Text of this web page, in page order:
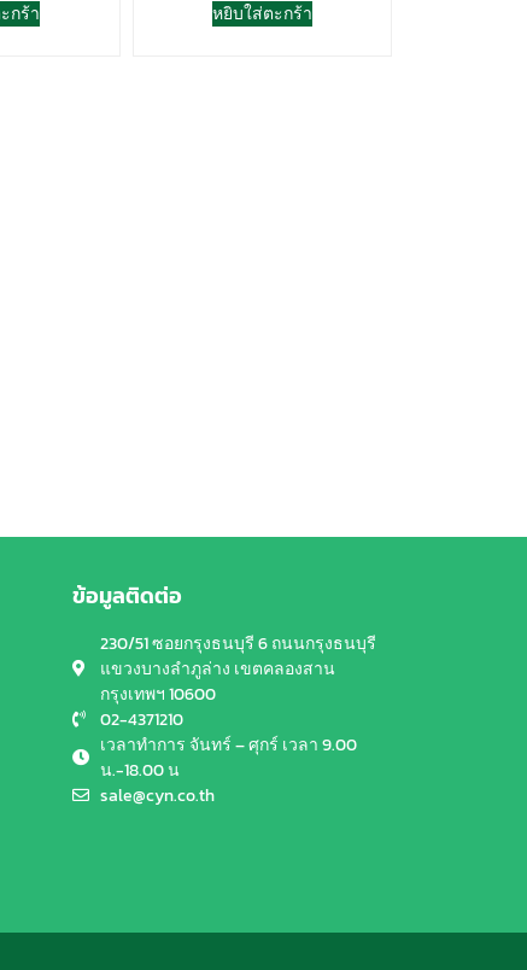
กร้า หยิบใส่ตะกร้า
ข้อมูลติดต่อ
230/51 ซอยกรุงธนบุรี 6 ถนนกรุงธนบุรี
แขวงบางลำภูล่าง เขตคลองสาน
กรุงเทพฯ 10600
02-4371210
เวลาทำการ จันทร์ – ศุกร์ เวลา 9.00
น.-18.00 น
sale@cyn.co.th